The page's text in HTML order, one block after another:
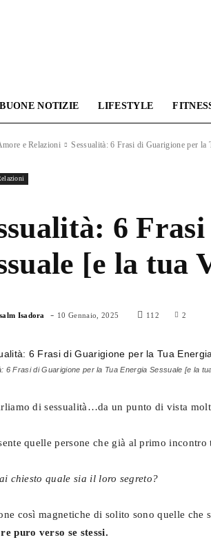
BUONE NOTIZIE LIFESTYLE
e Relazioni Sessualità: 6 Frasi di Guarigione per la
6
[e la tua
Isadora - 10 Gennaio, 2025 112 2
6 Frasi di Guarigione per la Tua Energia Sessuale [e la
di sessualità…da un punto di vista
quelle persone che già al primo
chiesto quale sia il loro segreto?
così magnetiche di solito sono quelle che
puro verso se stessi.